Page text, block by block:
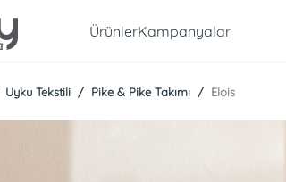
ÜrünlerKampanyalar
Uyku Tekstili Pike & Pike Takımı Elois